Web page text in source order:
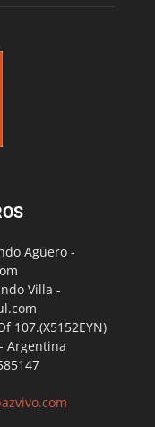
Agüero -
Villa -
107.(X5152EYN)
Argentina